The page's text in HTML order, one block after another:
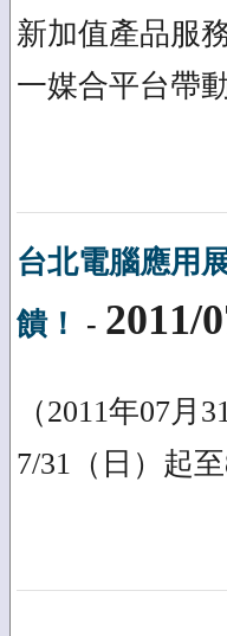
新加值產品服
一媒合平台帶
台北電腦應用
饋！
- 2011/
（2011年07
7/31（日）起